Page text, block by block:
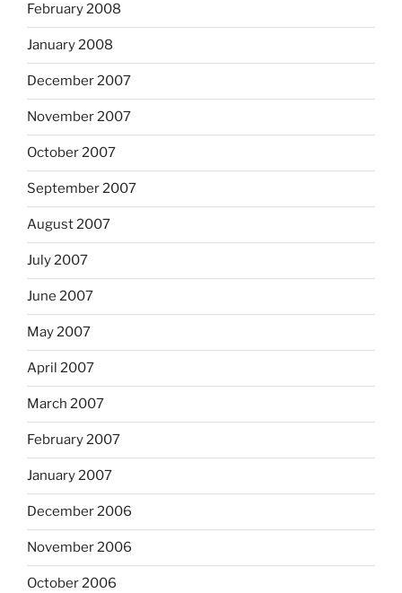
February 2008
January 2008
December 2007
November 2007
October 2007
September 2007
August 2007
July 2007
June 2007
May 2007
April 2007
March 2007
February 2007
January 2007
December 2006
November 2006
October 2006